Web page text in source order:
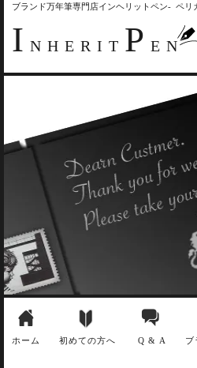
ブランド万年筆専門店インヘリットペン- ペ
I NHERIT P EN
ホーム 初めての方へ Q & A ブ